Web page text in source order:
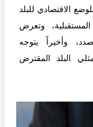
الاقتصادي للبلد
وتعرض
وأخيراً يتوجه
البلد المقترض